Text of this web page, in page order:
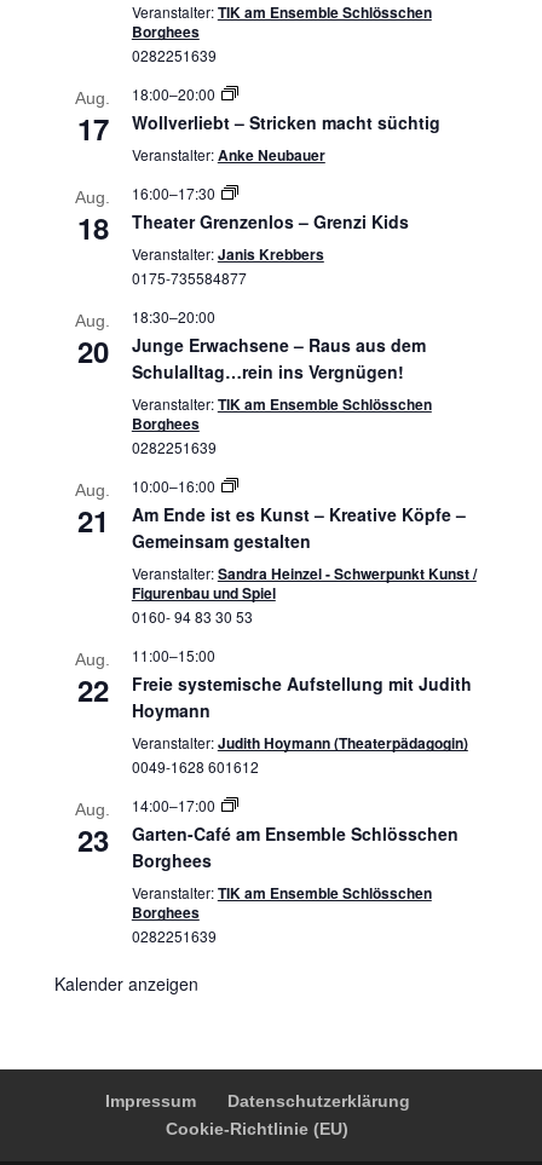
Veranstalter:TIK am Ensemble Schlösschen
Borghees
0282251639
Aug.
17
18:00–20:00
Wollverliebt – Stricken macht süchtig
Veranstalter:Anke Neubauer
Aug.
18
16:00–17:30
Theater Grenzenlos – Grenzi Kids
Veranstalter:Janis Krebbers
0175-735584877
Aug.
20
18:30–20:00
Junge Erwachsene – Raus aus dem
Schulalltag…rein ins Vergnügen!
Veranstalter:TIK am Ensemble Schlösschen
Borghees
0282251639
Aug.
21
10:00–16:00
Am Ende ist es Kunst – Kreative Köpfe –
Gemeinsam gestalten
Veranstalter:Sandra Heinzel - Schwerpunkt Kunst /
Figurenbau und Spiel
0160- 94 83 30 53
Aug.
22
11:00–15:00
Freie systemische Aufstellung mit Judith
Hoymann
Veranstalter:Judith Hoymann (Theaterpädagogin)
0049-1628 601612
Aug.
23
14:00–17:00
Garten-Café am Ensemble Schlösschen
Borghees
Veranstalter:TIK am Ensemble Schlösschen
Borghees
0282251639
Kalender anzeigen
Impressum
Datenschutzerklärung
Cookie-Richtlinie (EU)